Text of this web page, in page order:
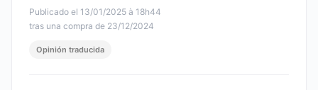
Publicado el 13/01/2025 à 18h44
tras una compra de 23/12/2024
Opinión traducida